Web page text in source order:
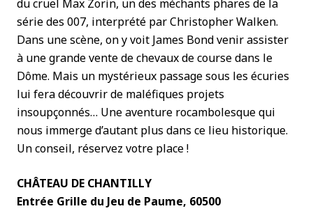
du cruel Max Zorin, un des méchants phares de la
série des 007, interprété par Christopher Walken.
Dans une scène, on y voit James Bond venir assister
à une grande vente de chevaux de course dans le
Dôme. Mais un mystérieux passage sous les écuries
lui fera découvrir de maléfiques projets
insoupçonnés… Une aventure rocambolesque qui
nous immerge d’autant plus dans ce lieu historique.
Un conseil, réservez votre place !
CHÂTEAU DE CHANTILLY
Entrée Grille du Jeu de Paume, 60500